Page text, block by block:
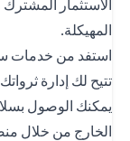
المشترك
من خدمات سيتي
لك إدارة ثرواتك في
الوصول بسلاسة
من خلال منصة